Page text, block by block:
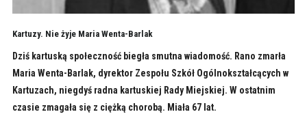
Kartuzy. Nie żyje Maria Wenta-Barlak
Dziś kartuską społeczność biegła smutna wiadomość. Rano zmarła
Maria Wenta-Barlak, dyrektor Zespołu Szkół Ogólnokształcących w
Kartuzach, niegdyś radna kartuskiej Rady Miejskiej. W ostatnim
czasie zmagała się z ciężką chorobą. Miała 67 lat.